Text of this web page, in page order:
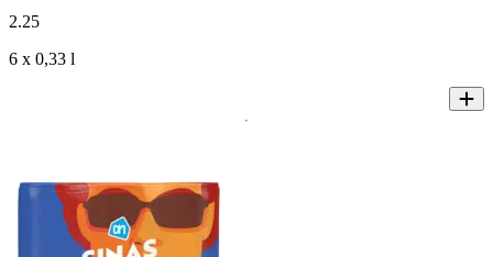
2.25
6 x 0,33 l